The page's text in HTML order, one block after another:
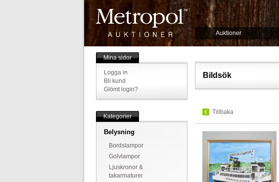
Auktioner
Mina sidor
Logga in
Bli kund
Glömt login?
Kategorier
Belysning
Bordslampor
Golvlampor
Ljuskronor &
takarmaturer
Bildsök
Tillbaka